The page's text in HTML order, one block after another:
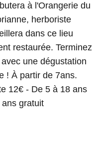
à l'Orangerie du
herboriste
dans ce lieu
restaurée. Terminez
une dégustation
! À partir de 7ans.
12€ - De 5 à 18 ans
gratuit